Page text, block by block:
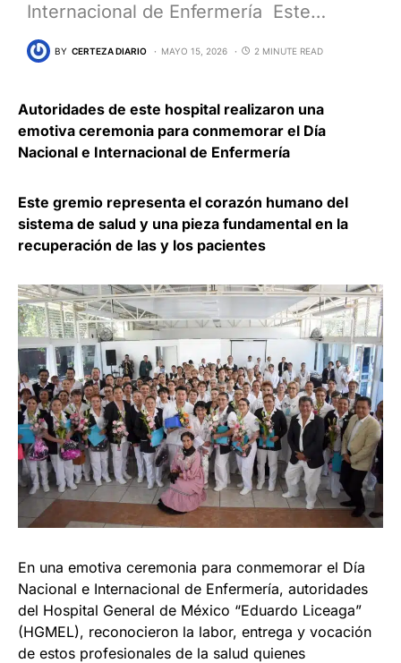
Internacional de Enfermería Este…
BY CERTEZA DIARIO MAYO 15, 2026 2 MINUTE READ
Autoridades de este hospital realizaron una
emotiva ceremonia para conmemorar el Día
Nacional e Internacional de Enfermería
Este gremio representa el corazón humano del
sistema de salud y una pieza fundamental en la
recuperación de las y los pacientes
En una emotiva ceremonia para conmemorar el Día
Nacional e Internacional de Enfermería, autoridades
del Hospital General de México “Eduardo Liceaga”
(HGMEL), reconocieron la labor, entrega y vocación
de estos profesionales de la salud quienes